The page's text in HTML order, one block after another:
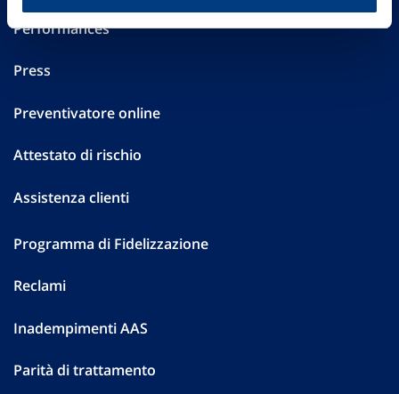
Performances
Press
Preventivatore online
Attestato di rischio
Assistenza clienti
Programma di Fidelizzazione
Reclami
Inadempimenti AAS
Parità di trattamento